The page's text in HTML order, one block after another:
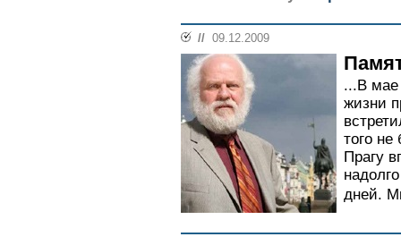
// 09.12.2009
...В мае
жизни
того
Прагу
дней.